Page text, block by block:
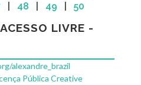
48 49 50
LIVRE -
alexandre_brazil
Pública Creative